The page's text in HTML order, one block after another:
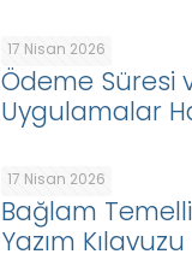
17 Nisan 2026
Ödeme Süresi
Uygulamalar
17 Nisan 2026
Bağlam
Yazım Kılavuzu